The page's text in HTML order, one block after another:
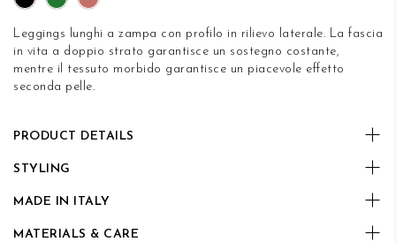
Leggings lunghi a zampa con profilo in rilievo laterale. La fascia
in vita a doppio strato garantisce un sostegno costante,
mentre il tessuto morbido garantisce un piacevole effetto
seconda pelle.
PRODUCT DETAILS
STYLING
MADE IN ITALY
MATERIALS & CARE